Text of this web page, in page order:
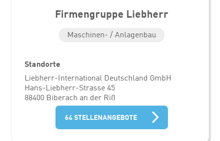
Firmengruppe Liebherr
Maschinen- / Anlagenbau
Standorte
Liebherr-International Deutschland GmbH
Hans-Liebherr-Strasse 45
88400 Biberach an der Riß
64 STELLENANGEBOTE